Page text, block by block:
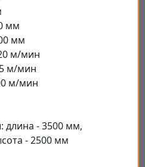
мм
мм
м/мин
м/мин
м/мин
длина - 3500 мм,
- 2500 мм